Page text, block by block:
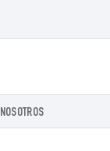
NOSOTROS